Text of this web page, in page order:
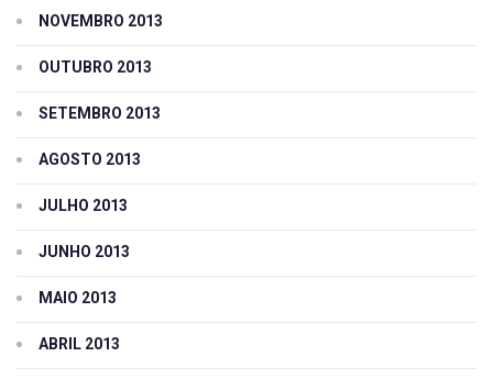
NOVEMBRO 2013
OUTUBRO 2013
SETEMBRO 2013
AGOSTO 2013
JULHO 2013
JUNHO 2013
MAIO 2013
ABRIL 2013